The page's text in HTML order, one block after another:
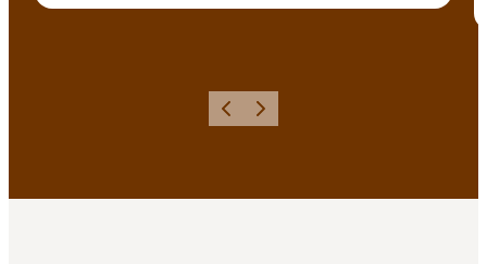
ZurückWeiter